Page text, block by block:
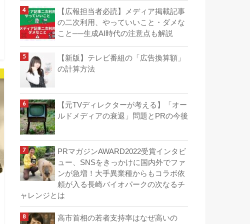
【広報担当者必読】メディア掲載記事
の二次利用、やっていいこと・ダメな
こと──生成AI時代の注意点も解説
【新版】テレビ番組の「広告換算額」
の計算方法
【元TVディレクターが考える】「オー
ルドメディアの衰退」問題とPRの今後
PRマガジンAWARD2022受賞インタビ
ュー、SNSをきっかけに国内外でファ
ンが急増！大手異業種からもコラボ依
頼が入る長崎バイオパークの次なるチ
ャレンジとは
高市首相の若者支持率はなぜ高いの